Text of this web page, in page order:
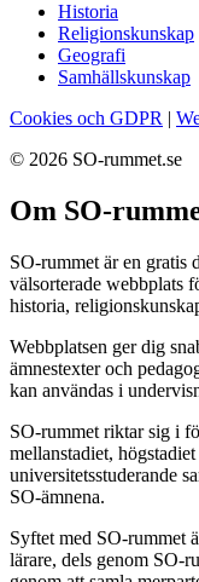
Historia
Religionskunskap
Geografi
Samhällskunskap
Cookies och GDPR |
© 2026 SO-rummet.se
Om SO-
SO-rummet är en gratis
välsorterade webbplats
historia,
Webbplatsen ger dig
ämnestexter och
kan användas i
SO-rummet riktar sig i
mellanstadiet,
universitetsstuderande
SO-ämnena.
Syftet med SO-rummet
lärare, dels genom SO-